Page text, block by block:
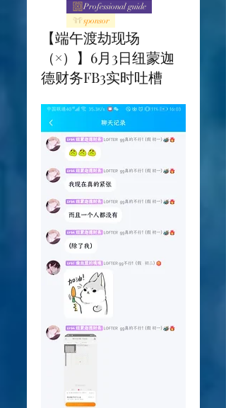
Professional guide
sponsor
【端午渡劫现场
（×）】6月3日纽蒙迦
德财务FB3实时吐槽